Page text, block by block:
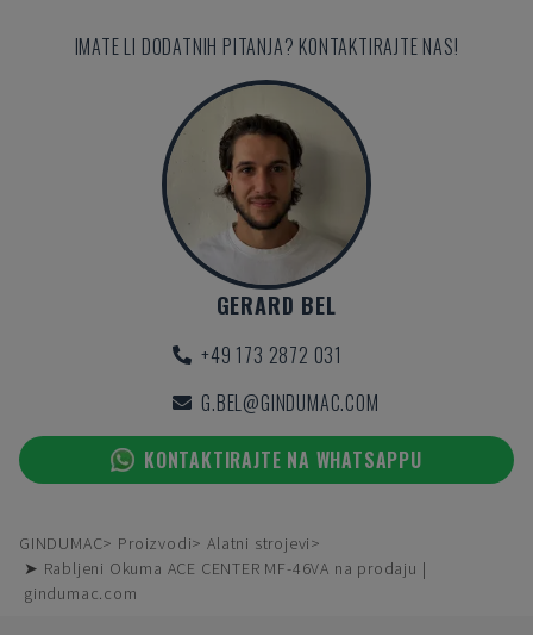
IMATE LI DODATNIH PITANJA? KONTAKTIRAJTE NAS!
GERARD BEL
+49 173 2872 031
G.BEL@GINDUMAC.COM
KONTAKTIRAJTE NA WHATSAPPU
GINDUMAC Proizvodi
Alatni strojevi
➤ Rabljeni Okuma ACE CENTER MF-46VA na prodaju |
gindumac.com